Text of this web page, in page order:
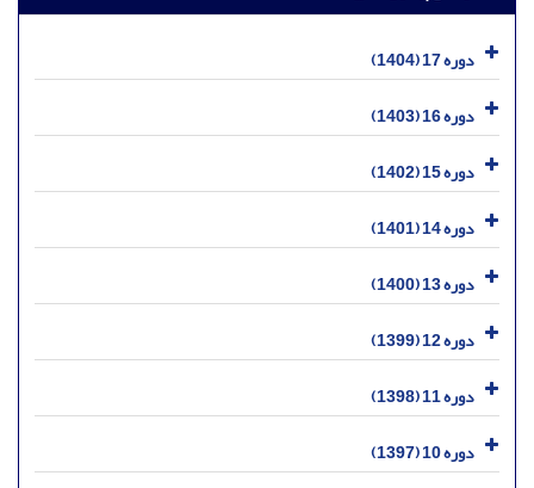
دوره 17 (1404)
دوره 16 (1403)
دوره 15 (1402)
دوره 14 (1401)
دوره 13 (1400)
دوره 12 (1399)
دوره 11 (1398)
دوره 10 (1397)